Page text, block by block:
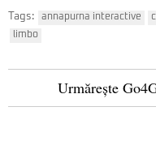
Tags: annapurna interactive
limbo
Urmărește